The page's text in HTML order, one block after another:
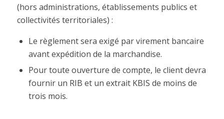
(hors administrations, établissements publics et
collectivités territoriales) :
Le règlement sera exigé par virement bancaire
avant expédition de la marchandise.
Pour toute ouverture de compte, le client devra
fournir un RIB et un extrait KBIS de moins de
trois mois.